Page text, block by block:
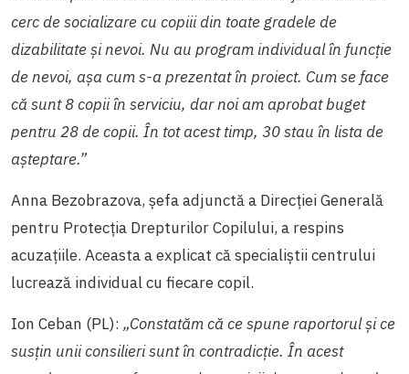
cerc de socializare cu copiii din toate gradele de
dizabilitate și nevoi. Nu au program individual în funcție
de nevoi, așa cum s-a prezentat în proiect. Cum se face
că sunt 8 copii în serviciu, dar noi am aprobat buget
pentru 28 de copii. În tot acest timp, 30 stau în lista de
așteptare.”
Anna Bezobrazova, șefa adjunctă a Direcției Generală
pentru Protecția Drepturilor Copilului, a respins
acuzațiile. Aceasta a explicat că specialiștii centrului
lucrează individual cu fiecare copil.
Ion Ceban (PL): „Constatăm că ce spune raportorul și ce
susțin unii consilieri sunt în contradicție. În acest